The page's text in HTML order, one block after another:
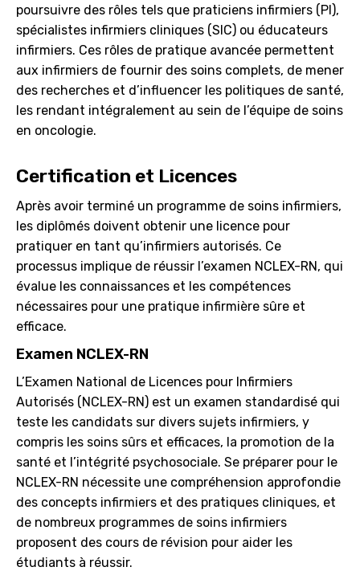
poursuivre des rôles tels que praticiens infirmiers (PI),
spécialistes infirmiers cliniques (SIC) ou éducateurs
infirmiers. Ces rôles de pratique avancée permettent
aux infirmiers de fournir des soins complets, de mener
des recherches et d’influencer les politiques de santé,
les rendant intégralement au sein de l’équipe de soins
en oncologie.
Certification et Licences
Après avoir terminé un programme de soins infirmiers,
les diplômés doivent obtenir une licence pour
pratiquer en tant qu’infirmiers autorisés. Ce
processus implique de réussir l’examen NCLEX-RN, qui
évalue les connaissances et les compétences
nécessaires pour une pratique infirmière sûre et
efficace.
Examen NCLEX-RN
L’Examen National de Licences pour Infirmiers
Autorisés (NCLEX-RN) est un examen standardisé qui
teste les candidats sur divers sujets infirmiers, y
compris les soins sûrs et efficaces, la promotion de la
santé et l’intégrité psychosociale. Se préparer pour le
NCLEX-RN nécessite une compréhension approfondie
des concepts infirmiers et des pratiques cliniques, et
de nombreux programmes de soins infirmiers
proposent des cours de révision pour aider les
étudiants à réussir.